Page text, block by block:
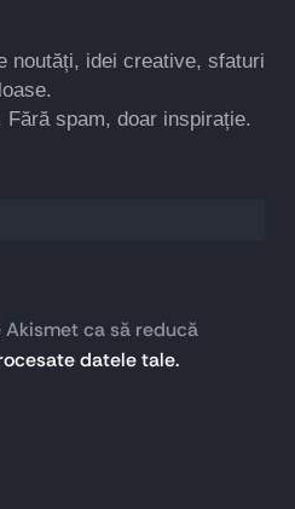
noutăți, idei creative, sfaturi
Fără spam, doar inspirație.
ca să reducă
datele tale.